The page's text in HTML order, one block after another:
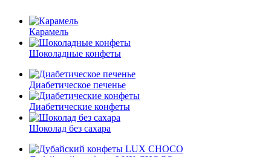
Карамель
Шоколадные конфеты
Диабетическое печенье
Диабетические конфеты
Шоколад без сахара